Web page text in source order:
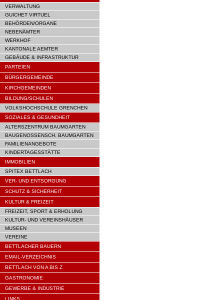
VERWALTUNG
GUICHET VIRTUEL
BEHÖRDEN/ORGANE
NEBENÄMTER
WERKHOF
KANTONALE AEMTER
GEBÄUDE & INFRASTRUKTUR
PARTEIEN
BÜRGERGEMEINDE
KIRCHGEMEINDEN
BILDUNG/SCHULEN
VOLKSHOCHSCHULE GRENCHEN
SOZIALES & GESUNDHEIT
ALTERSZENTRUM BAUMGARTEN
BAUGENOSSENSCH. BAUMGARTEN
FAMILIENANGEBOTE
KINDERTAGESSTÄTTE
IMMOBILIEN
SPITEX BETTLACH
VER- UND ENTSORGUNG
SCHUTZ & SICHERHEIT
KULTUR & FREIZEIT
FREIZEIT, SPORT & ERHOLUNG
KULTUR- UND VEREINSHÄUSER
MUSEEN
VEREINE
BETTLACHER BAUERN
EMAIL-VERZEICHNIS
BETTLACH VON A BIS Z
GASTRONOMIE
GEWERBE & INDUSTRIE
LINKS